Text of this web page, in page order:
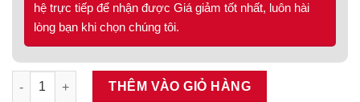
hệ trực tiếp để nhận được Giá giảm tốt nhất, luôn hài
lòng bạn khi chọn chúng tôi.
Chậu rửa chén Hafele 540mm HS25-SSN1S-540 màu Đen
THÊM VÀO GIỎ HÀNG